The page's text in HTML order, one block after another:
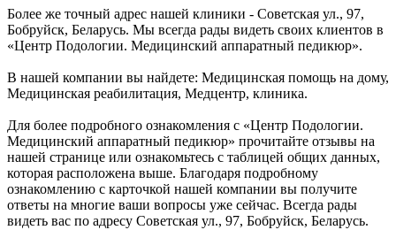
Более же точный адрес нашей клиники - Советская ул., 97,
Бобруйск, Беларусь. Мы всегда рады видеть своих клиентов в
«Центр Подологии. Медицинский аппаратный педикюр».
В нашей компании вы найдете: Медицинская помощь на дому,
Медицинская реабилитация, Медцентр, клиника.
Для более подробного ознакомления с «Центр Подологии.
Медицинский аппаратный педикюр» прочитайте отзывы на
нашей странице или ознакомьтесь с таблицей общих данных,
которая расположена выше. Благодаря подробному
ознакомлению с карточкой нашей компании вы получите
ответы на многие ваши вопросы уже сейчас. Всегда рады
видеть вас по адресу Советская ул., 97, Бобруйск, Беларусь.